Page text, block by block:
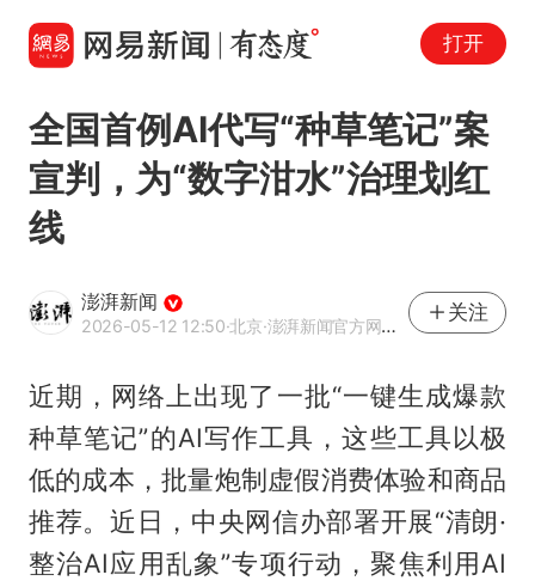
打开
全国首例AI代写“种草笔记”案
宣判，为“数字泔水”治理划红
线
澎湃新闻
2026-05-12 12:50·北京·澎湃新闻官方网易号
关注
近期，网络上出现了一批“一键生成爆款
种草笔记”的AI写作工具，这些工具以极
低的成本，批量炮制虚假消费体验和商品
推荐。近日，中央网信办部署开展“清朗·
整治AI应用乱象”专项行动，聚焦利用AI